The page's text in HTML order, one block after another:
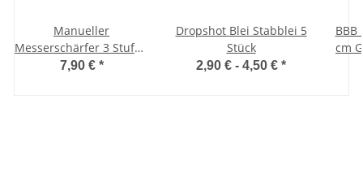
Manueller
Messerschärfer 3 Stufen
für Grobschliff und
7,90 € *
Dropshot Blei Stabblei 5
Stück
2,90 € - 4,50 € *
BBB
cm